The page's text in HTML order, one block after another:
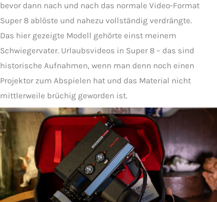
bevor dann nach und nach das normale Video-Format
Super 8 ablöste und nahezu vollständig verdrängte.
Das hier gezeigte Modell gehörte einst meinem
Schwiegervater. Urlaubsvideos in Super 8 – das sind
historische Aufnahmen, wenn man denn noch einen
Projektor zum Abspielen hat und das Material nicht
mittlerweile brüchig geworden ist.